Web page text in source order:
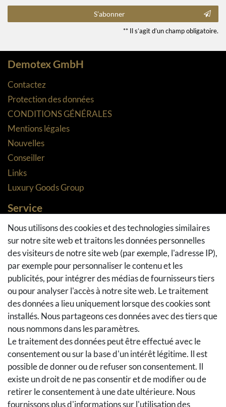
S’abonner
** Il s’agit d’un champ obligatoire.
Demotex GmbH
Contactez
Protection des données
CONDITIONS GÉNÉRALES
Mentions légales
Nouvelles
Conseiller
Links
Luxury Goods Group
Service
Méthodes de paiement
Méthodes et coûts de transport
Droit de rétractation
Retours
Se rétracter du contrat
Panier d'achat
A la caisse
Aide
Social Media
Facebook
Instagram
Pinterest
Nous utilisons des cookies et des technologies similaires
sur notre site web et traitons les données personnelles
des visiteurs de notre site web (par exemple, l'adresse IP),
par exemple pour personnaliser le contenu et les
publicités, pour intégrer des médias de fournisseurs tiers
ou pour analyser l'accès à notre site web. Le traitement
des données a lieu uniquement lorsque des cookies sont
installés. Nous partageons ces données avec des tiers que
nous nommons dans les paramètres.
Le traitement des données peut être effectué avec le
consentement ou sur la base d'un intérêt légitime. Il est
possible de donner ou de refuser son consentement. Il
existe un droit de ne pas consentir et de modifier ou de
retirer le consentement à une date ultérieure. Nous
fournissons plus d'informations sur l'utilisation des